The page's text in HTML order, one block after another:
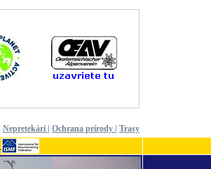
Nepretekári Ochrana prírody Trasy